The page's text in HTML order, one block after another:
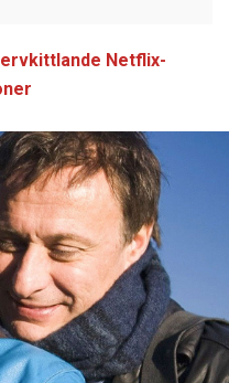
Netflix-